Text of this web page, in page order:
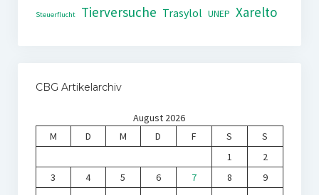
Steuerflucht Tierversuche Trasylol UNEP Xarelto
CBG Artikelarchiv
August 2026
M
D M D F S
S
1
2
3
4 5 6 7 8
9